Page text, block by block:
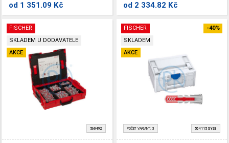
od 1 351.09 Kč od 2 334.82 Kč
FISCHER
SKLADEM U DODAVATELE
AKCE
560492
FISCHER
SKLADEM
AKCE
-40%
POČET VARIANT: 3 564115 SYS3